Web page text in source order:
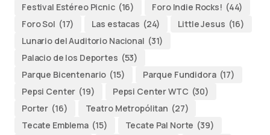
Festival Estéreo Picnic (16) Foro Indie Rocks! (44)
Foro Sol (17) Las estacas (24) Little Jesus (16)
Lunario del Auditorio Nacional (31)
Palacio de los Deportes (53)
Parque Bicentenario (15) Parque Fundidora (17)
Pepsi Center (19) Pepsi Center WTC (30)
Porter (16) Teatro Metropólitan (27)
Tecate Emblema (15) Tecate Pal Norte (39)